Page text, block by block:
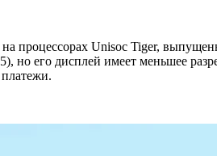
процессорах Unisoc Tiger,
но его дисплей имеет меньшее